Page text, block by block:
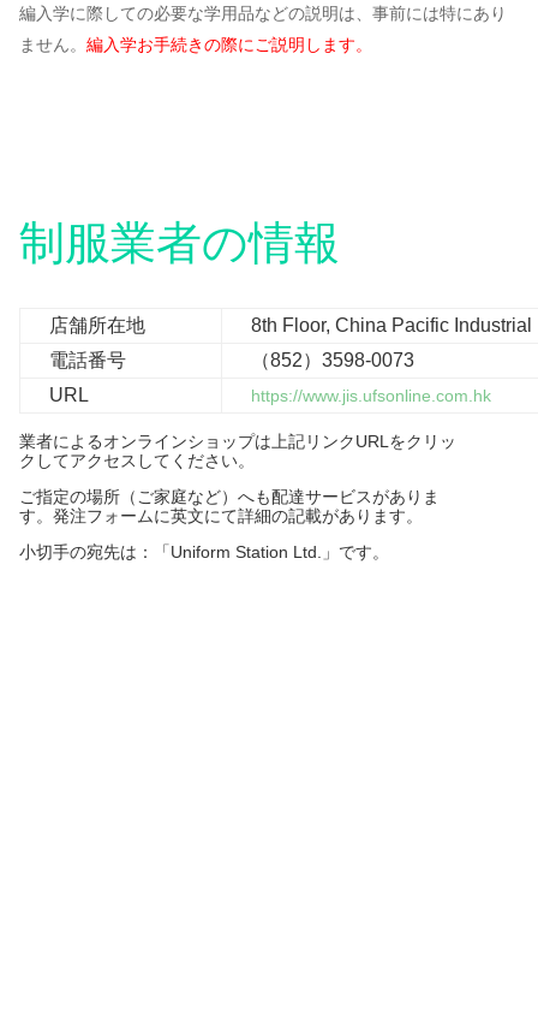
編入学に際しての必要な学用品などの説明は、事前には特にあり
ません。 編入学お手続きの際にご説明します。
制服業者の情報
店舗所在地
8th Floor, China Pacific
電話番号
（852）3598-0073
URL
https://www.jis.ufsonline.com.hk
業者によるオンラインショップは上記リンクURLをクリッ
クしてアクセスしてください。
ご指定の場所（ご家庭など）へも配達サービスがありま
す。発注フォームに英文にて詳細の記載があります。
小切手の宛先は：「Uniform Station Ltd.」です。